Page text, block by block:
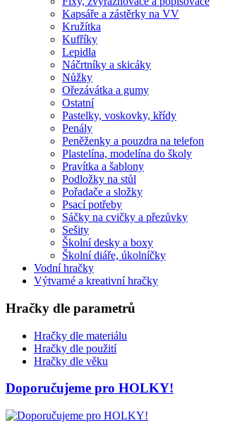
Kapsáře a zástěrky na VV
Kružítka
Kufříky
Lepidla
Náčrtníky a skicáky
Nůžky
Ořezávátka a gumy
Ostatní
Pastelky, voskovky, křídy
Penály
Peněženky a pouzdra na telefon
Plastelína, modelína do školy
Pravítka a šablony
Podložky na stůl
Pořadače a složky
Psací potřeby
Sáčky na cvičky a přezůvky
Sešity
Školní desky a boxy
Školní diáře, úkolníčky
Vodní hračky
Výtvarné a kreativní hračky
Hračky dle parametrů
Hračky dle materiálu
Hračky dle použití
Hračky dle věku
Doporučujeme pro HOLKY!